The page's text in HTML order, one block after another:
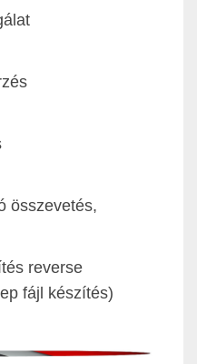
összevetés,
reverse
fájl készítés)